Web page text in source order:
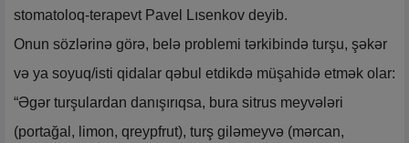
stomatoloq-terapevt Pavel Lısenkov deyib.
Onun sözlərinə görə, belə problemi tərkibində turşu, şəkər
və ya soyuq/isti qidalar qəbul etdikdə müşahidə etmək olar:
“Əgər turşulardan danışırıqsa, bura sitrus meyvələri
(portağal, limon, qreypfrut), turş giləmeyvə (mərcan,